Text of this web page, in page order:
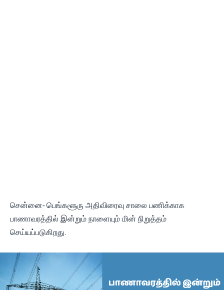
சென்னை- பெங்களூரு அதிவிரைவு சாலை பணிக்காக
பாணாவரத்தில் இன்றும் நாளையும் மின் நிறுத்தம்
செய்யப்படுகிறது.